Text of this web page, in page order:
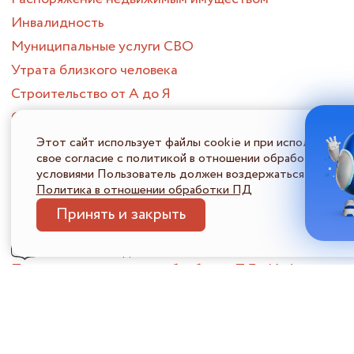
Инвалидность
Муниципальные услуги СВО
Утрата близкого человека
Строительство от А до Я
Создание семьи
Смена места жительства
Приобретение жилого помещения
Потеря или поиск работы
Опека и попечительство
ПОРТАЛ МНОГОФУНКЦИОНАЛЬНЫХ ЦЕНТРОВ
ПРЕДОСТАВЛЕНИЯ ГОСУДАРСТВЕННЫХ И МУНИЦИПАЛЬНЫХ
Политика в отношении обработки ПДн Информация
Этот сайт использует файлы cookie и при
свое согласие с политикой в отношении обработки
условиями Пользователь должен воздержаться от
Политика в отношении обработки ПД
Принять и закрыть